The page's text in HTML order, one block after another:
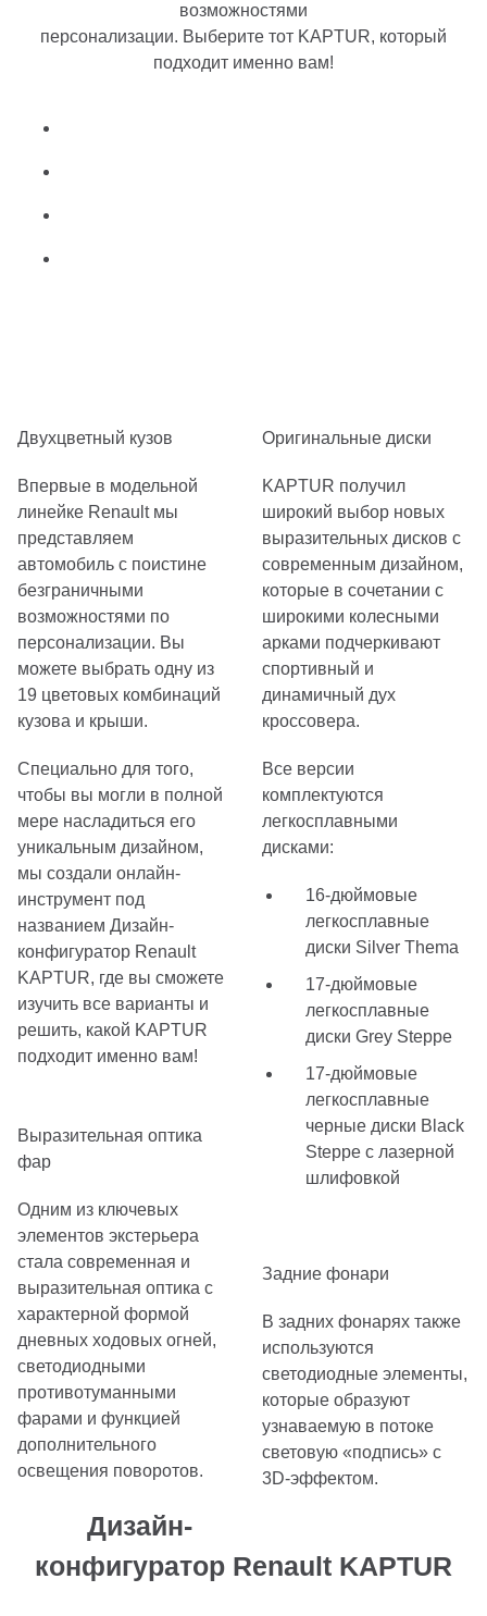
возможностями
персонализации. Выберите тот KAPTUR, который
подходит именно вам!
Двухцветный кузов
Впервые в модельной
линейке Renault мы
представляем
автомобиль с поистине
безграничными
возможностями по
персонализации. Вы
можете выбрать одну из
19 цветовых комбинаций
кузова и крыши.
Специально для того,
чтобы вы могли в полной
мере насладиться его
уникальным дизайном,
мы создали онлайн-
инструмент под
названием Дизайн-
конфигуратор Renault
KAPTUR, где вы сможете
изучить все варианты и
решить, какой KAPTUR
подходит именно вам!
Оригинальные диски
KAPTUR получил
широкий выбор новых
выразительных дисков с
современным дизайном,
которые в сочетании с
широкими колесными
арками подчеркивают
спортивный и
динамичный дух
кроссовера.
Все версии
комплектуются
легкосплавными
дисками:
16-дюймовые
легкосплавные
диски Silver Thema
17-дюймовые
легкосплавные
диски Grey Steppe
17-дюймовые
легкосплавные
черные диски Black
Steppe с лазерной
шлифовкой
Выразительная оптика
фар
Одним из ключевых
элементов экстерьера
стала современная и
выразительная оптика с
характерной формой
дневных ходовых огней,
светодиодными
противотуманными
фарами и функцией
дополнительного
освещения поворотов.
Задние фонари
В задних фонарях также
используются
светодиодные элементы,
которые образуют
узнаваемую в потоке
световую «подпись» с
3D-эффектом.
Дизайн-
конфигуратор Renault KAPTUR